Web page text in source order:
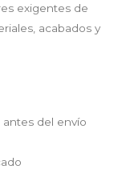
exigentes de
acabados y
del envío